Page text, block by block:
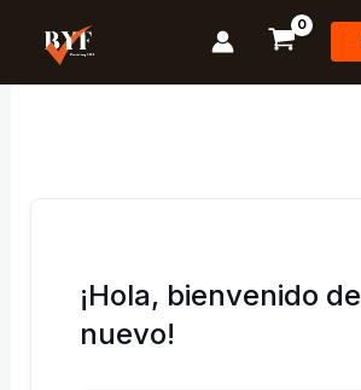
contenido
¡Hola, bienvenido de
nuevo!